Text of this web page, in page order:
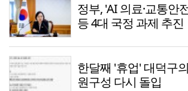
정부, 'AI 의료·교통안
등 4대 국정 과제 추진
한달째 '휴업' 대덕구
원구성 다시 돌입